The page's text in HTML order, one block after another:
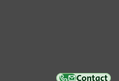
Contact